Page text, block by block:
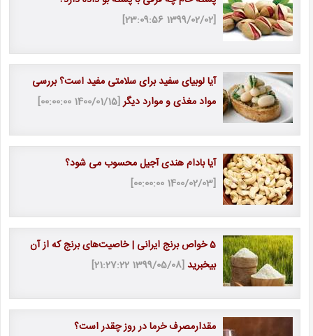
[1399/02/02 23:09:56]
آیا لوبیای سفید برای سلامتی مفید است؟ بررسی
مواد مغذی و موارد دیگر[1400/01/15 00:00:00]
آیا بادام هندی آجیل محسوب می شود؟
[1400/02/03 00:00:00]
5 خواص برنج ایرانی | خاصیت‎‌های برنج که از آن
بی‎خبرید
[1399/05/08 21:27:22]
مقدارمصرف خرما در روز چقدر است؟